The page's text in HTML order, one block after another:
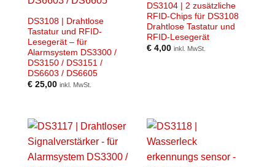
DS3108 | Drahtlose
Tastatur und RFID-
Lesegerät – für
Alarmsystem DS3300 /
DS3150 / DS3151 /
DS6603 / DS6605
€ 25,00 inkl. MwSt.
DS3104 | 2 zusätzliche
RFID-Chips für DS3108
Drahtlose Tastatur und
RFID-Lesegerät
€ 4,00 inkl. MwSt.